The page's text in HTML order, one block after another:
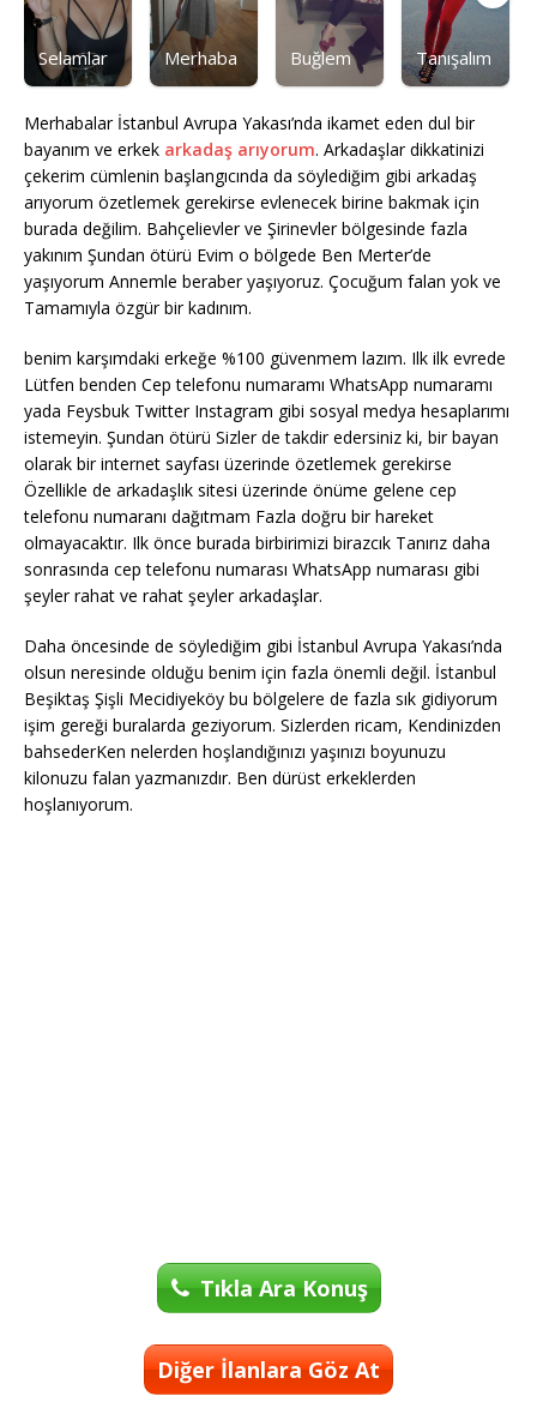
Selamlar Merhaba Buğlem Tanışalım
Merhabalar İstanbul Avrupa Yakası’nda ikamet eden dul bir
bayanım ve erkek arkadaş arıyorum. Arkadaşlar dikkatinizi
çekerim cümlenin başlangıcında da söylediğim gibi arkadaş
arıyorum özetlemek gerekirse evlenecek birine bakmak için
burada değilim. Bahçelievler ve Şirinevler bölgesinde fazla
yakınım Şundan ötürü Evim o bölgede Ben Merter’de
yaşıyorum Annemle beraber yaşıyoruz. Çocuğum falan yok ve
Tamamıyla özgür bir kadınım.
benim karşımdaki erkeğe %100 güvenmem lazım. Ilk ilk evrede
Lütfen benden Cep telefonu numaramı WhatsApp numaramı
yada Feysbuk Twitter Instagram gibi sosyal medya hesaplarımı
istemeyin. Şundan ötürü Sizler de takdir edersiniz ki, bir bayan
olarak bir internet sayfası üzerinde özetlemek gerekirse
Özellikle de arkadaşlık sitesi üzerinde önüme gelene cep
telefonu numaranı dağıtmam Fazla doğru bir hareket
olmayacaktır. Ilk önce burada birbirimizi birazcık Tanırız daha
sonrasında cep telefonu numarası WhatsApp numarası gibi
şeyler rahat ve rahat şeyler arkadaşlar.
Daha öncesinde de söylediğim gibi İstanbul Avrupa Yakası’nda
olsun neresinde olduğu benim için fazla önemli değil. İstanbul
Beşiktaş Şişli Mecidiyeköy bu bölgelere de fazla sık gidiyorum
işim gereği buralarda geziyorum. Sizlerden ricam, Kendinizden
bahsederKen nelerden hoşlandığınızı yaşınızı boyunuzu
kilonuzu falan yazmanızdır. Ben dürüst erkeklerden
hoşlanıyorum.
Tıkla Ara Konuş
Diğer İlanlara Göz At